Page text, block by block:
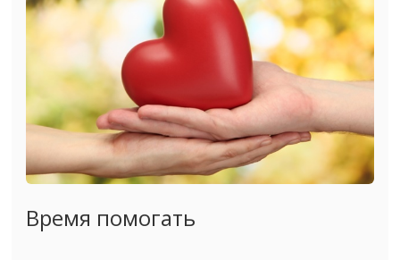
Время помогать